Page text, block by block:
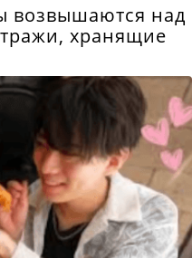
возвышаются над
хранящие